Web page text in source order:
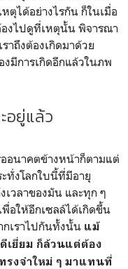
ตุได้อย่างไรกัน ก็ในเมื่อ
องไปดูที่เหตุนั้น พิจารณา
าถึงต้องเกิดมาด้วย
งมีการเกิดอีกแล้วในภพ
อยู่แล้ว
อนาคตข้างหน้าก็ตามแต่
ทั่งโลกใบนี้ที่มีอายุ
วลาของมัน และทุก ๆ
พื่อให้อีกเซลล์ได้เกิดขึ้น
กเราไปกันทั้งนั้น แม้
เยี่ยม ก็ล้วนแต่ต้อง
รงจำใหม่ ๆ มาแทนที่